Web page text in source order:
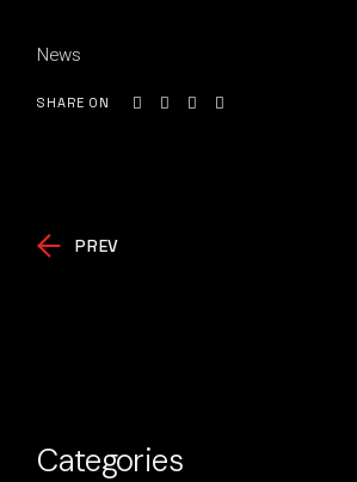
News
SHARE ON
PREV
Categories